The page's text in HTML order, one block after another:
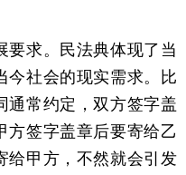
求。民法典体现了当
今社会的现实需求。比
通常约定，双方签字盖
方签字盖章后要寄给乙
给甲方，不然就会引发